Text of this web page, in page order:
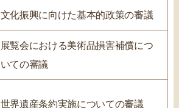
文化振興に向けた基本的政策の審議
展覧会における美術品損害補償につ
いての審議
世界遺産条約実施についての審議